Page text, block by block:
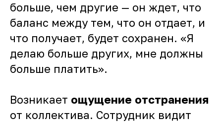
больше, чем другие — он ждет, что
баланс между тем, что он отдает, и
что получает, будет сохранен. «Я
делаю больше других, мне должны
больше платить».
Возникает ощущение отстранения
от коллектива. Сотрудник видит